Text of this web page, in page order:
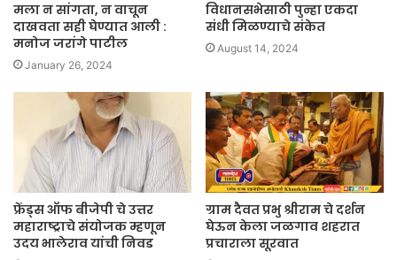
मला न सांगता, न वाचून
दाखवता सही घेण्यात आली :
मनोज जरांगे पाटील
January 26, 2024
विधानसभेसाठी पुन्हा एकदा
संधी मिळण्याचे संकेत
August 14, 2024
फ्रेंड्स ऑफ बीजेपी चे उत्तर
महाराष्ट्राचे संयोजक म्हणून
उदय भालेराव यांची निवड
ग्राम दैवत प्रभु श्रीराम चे दर्शन
घेऊन केला जळगाव शहरात
प्रचाराला सूरवात